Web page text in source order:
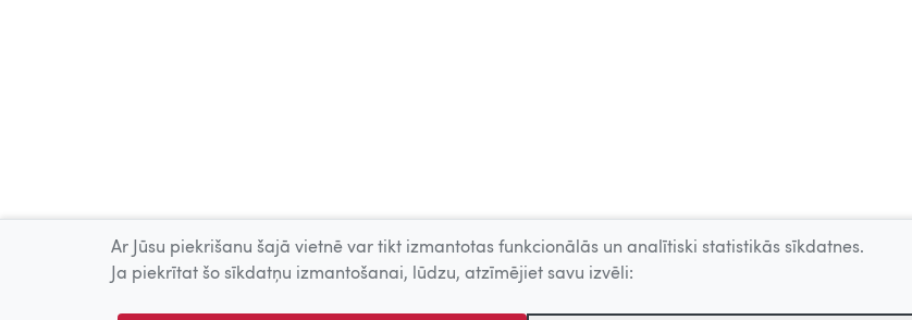
Ar Jūsu piekrišanu šajā vietnē var tikt izmantotas funkcionālās un analītiski statistikās sīkdatnes.
Ja piekrītat šo sīkdatņu izmantošanai, lūdzu, atzīmējiet savu izvēli: